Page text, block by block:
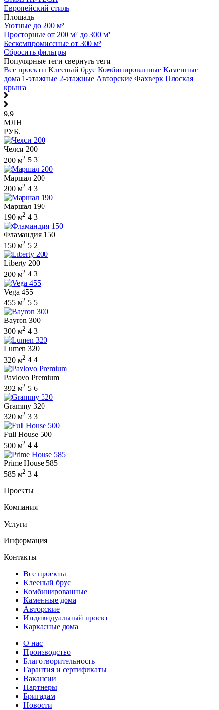
Европейский стиль
Площадь
Уютные до 200 м²
Просторные от 200 м² до 300 м²
Бескомпромиссные от 300 м²
Сбросить фильтры
Популярные теги свернуть теги
Все проекты Клееный брус Комбинированные Каменные
дома 1-этажные 2-этажные Авторские Фахверк Плоская
крыша
9,9
МЛН
РУБ.
Челси 200
200 м2 5 3
Маршал 200
200 м2 4 3
Маршал 190
190 м2 4 3
Фламандия 150
150 м2 5 2
Liberty 200
200 м2 4 3
Vega 455
455 м2 5 5
Bayron 300
300 м2 4 3
Lumen 320
320 м2 4 4
Pavlovo Premium
392 м2 5 6
Grammy 320
320 м2 3 3
Full House 500
500 м2 4 4
Prime House 585
585 м2 3 4
Проекты
Компания
Услуги
Информация
Контакты
Все проекты
Клееный брус
Комбинированные
Каменные дома
Авторские
Индивидуальный проект
Каркасные дома
О нас
Производство
Благотворительность
Гарантия и сертификаты
Вакансии
Партнеры
Бригадам
Новости